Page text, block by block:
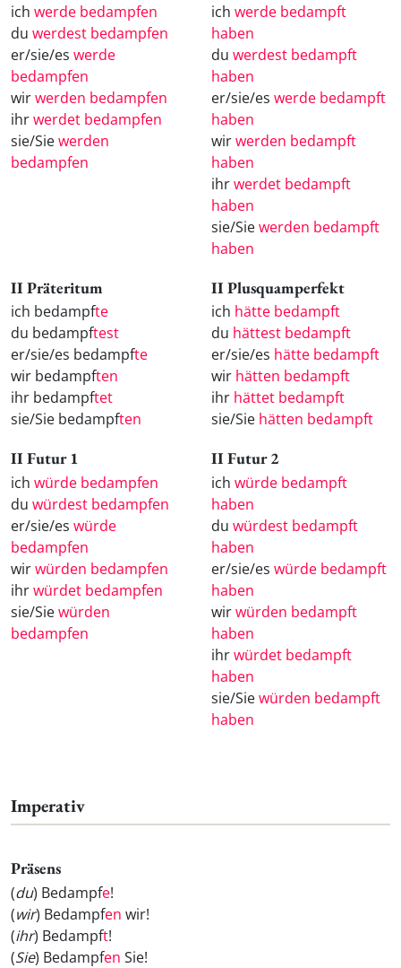
ich werde bedampfen
du werdest bedampfen
er/sie/es werde
bedampfen
wirwerden bedampfen
ihrwerdet bedampfen
sie/Siewerden
bedampfen
ich werde bedampft
haben
du werdest bedampft
haben
er/sie/es werde bedampft
haben
wirwerden bedampft
haben
ihrwerdet bedampft
haben
sie/Siewerden bedampft
haben
II Präteritum
ich bedampfte
du bedampftest
er/sie/es bedampfte
wir bedampften
ihr bedampftet
sie/Sie bedampften
II Plusquamperfekt
ich hätte bedampft
du hättest bedampft
er/sie/es hätte bedampft
wir hätten bedampft
ihr hättet bedampft
sie/Sie hätten bedampft
II Futur 1
ich würde bedampfen
du würdest bedampfen
er/sie/es würde
bedampfen
wirwürden bedampfen
ihrwürdet bedampfen
sie/Siewürden
bedampfen
II Futur 2
ich würde bedampft
haben
du würdest bedampft
haben
er/sie/es würde bedampft
haben
wirwürden bedampft
haben
ihrwürdet bedampft
haben
sie/Siewürden bedampft
haben
Imperativ
Präsens
(du) Bedampfe!
(wir) Bedampfen wir!
(ihr) Bedampft!
(Sie) Bedampfen Sie!